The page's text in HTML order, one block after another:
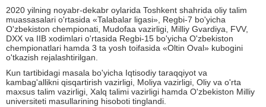
2020 yilning noyabr-dekabr oylarida Toshkent shahrida oliy talim
muassasalari o'rtasida «Talabalar ligasi», Regbi-7 bo'yicha
O'zbekiston chempionati, Mudofaa vazirligi, Milliy Gvardiya, FVV,
DXX va IIB xodimlari o'rtasida Regbi-15 bo'yicha O'zbekiston
chempionatlari hamda 3 ta yosh toifasida «Oltin Oval» kubogini
o'tkazish rejalashtirilgan.
Kun tartibidagi masala bo'yicha Iqtisodiy taraqqiyot va
kambag'allikni qisqartirish vazirligi, Moliya vazirligi, Oliy va o'rta
maxsus talim vazirligi, Xalq talimi vazirligi hamda O'zbekiston Milliy
universiteti masullarining hisoboti tinglandi.